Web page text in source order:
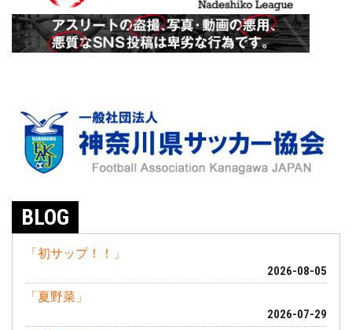
BLOG
「初サップ！！」
2026-08-05
「夏野菜」
2026-07-29